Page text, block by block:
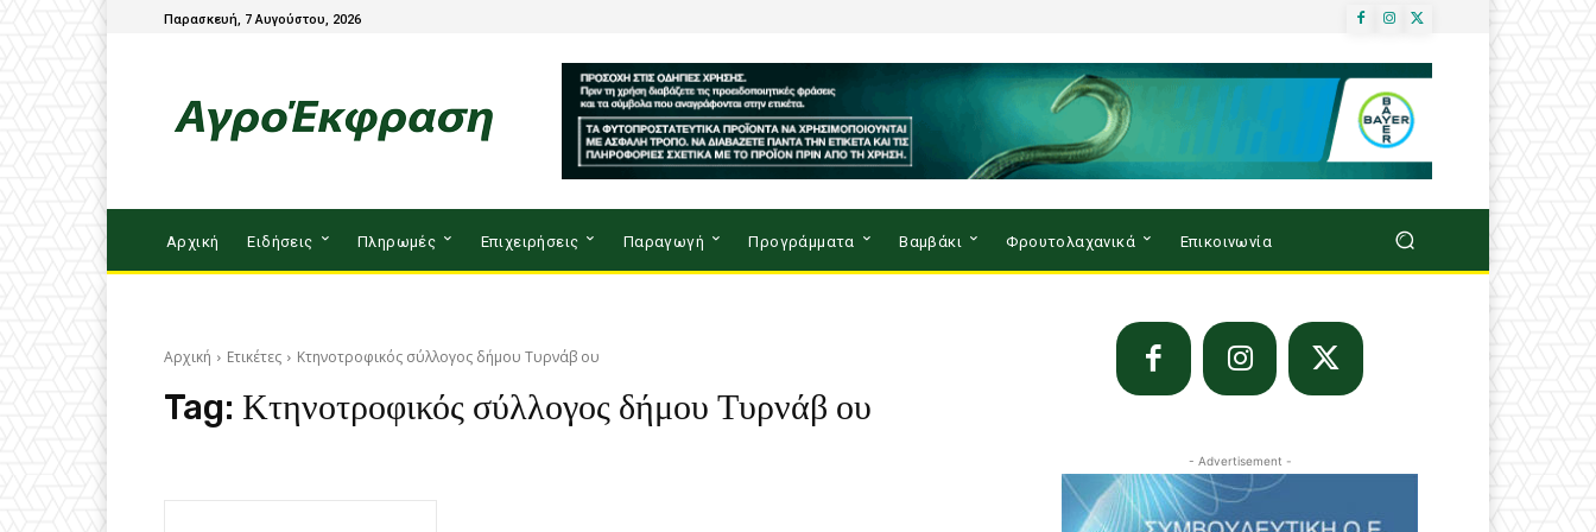
Παρασκευή, 7 Αυγούστου, 2026
Αρχική Ειδήσεις Πληρωμές Επιχειρήσεις Παραγωγή Προγράμματα Βαμβάκι Φρουτολαχανικά Επικοινωνία
Αρχική Ετικέτες Κτηνοτροφικός σύλλογος δήμου Τυρνάβ ου
Tag: Κτηνοτροφικός σύλλογος δήμου Τυρνάβ ου
- Advertisement -